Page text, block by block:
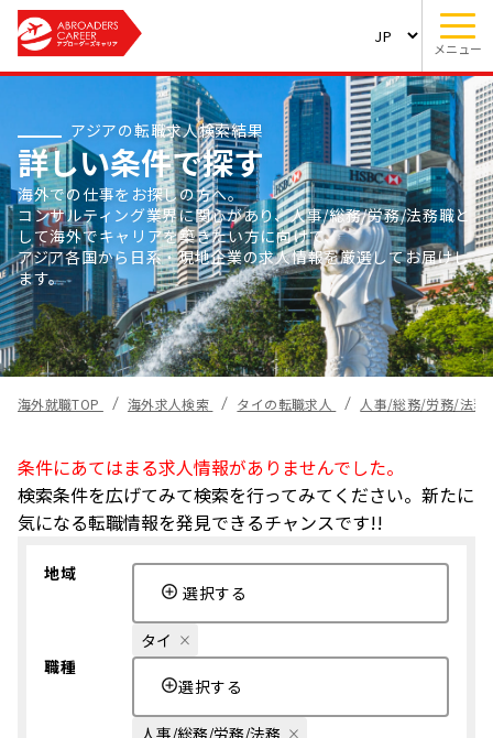
メニュー
アジアの転職求人検索結果
詳しい条件で探す
海外での仕事をお探しの方へ。
コンサルティング業界に関心があり、人事/総務/労務/法務職と
して海外でキャリアを築きたい方に向けて、
アジア各国から日系・現地企業の求人情報を厳選してお届けし
ます。
海外就職TOP 海外求人検索 タイの転職求人 人事/総務/労務/法務
条件にあてはまる求人情報がありませんでした。
検索条件を広げてみて検索を行ってみてください。新たに
気になる転職情報を発見できるチャンスです!!
地域
選択する
タイ
職種
選択する
人事/総務/労務/法務